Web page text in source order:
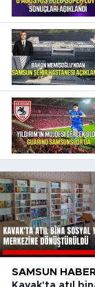
SAMSUN HABER